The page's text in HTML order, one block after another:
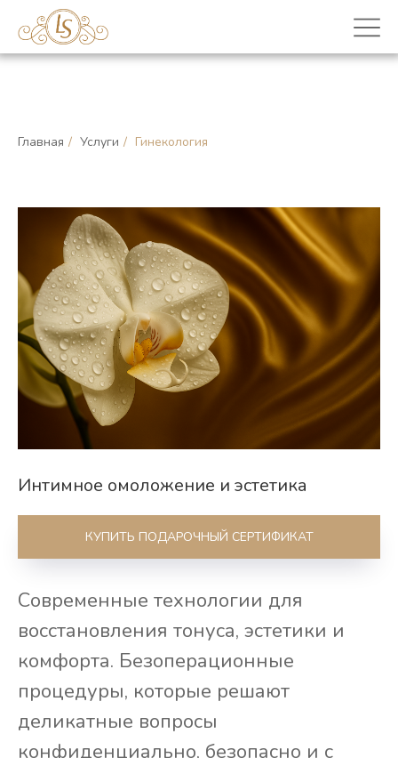
Главная / Услуги / Гинекология
Интимное омоложение и эстетика
КУПИТЬ ПОДАРОЧНЫЙ СЕРТИФИКАТ
Современные технологии для
восстановления тонуса, эстетики и
комфорта. Безоперационные
процедуры, которые решают
деликатные вопросы
конфиденциально, безопасно и с